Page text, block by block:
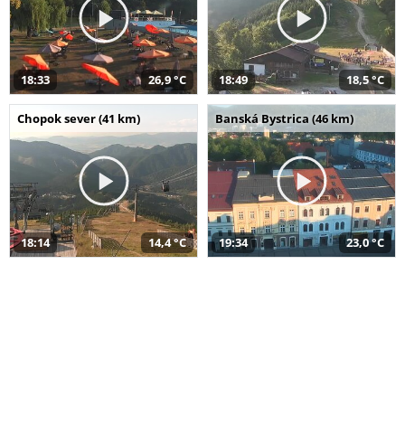
18:33 26,9 °C 18:49 18,5 °C
Chopok sever (41 km)
18:14 14,4 °C
Banská Bystrica (46 km)
19:34 23,0 °C